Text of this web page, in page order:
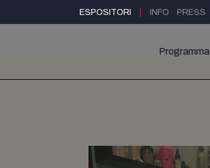
ESPOSITORI INFO PRESS
Programma